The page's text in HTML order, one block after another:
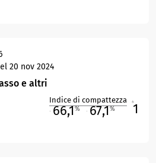
20 nov 2024
e altri
Indice di compattezza
66,1% 67,1% 1